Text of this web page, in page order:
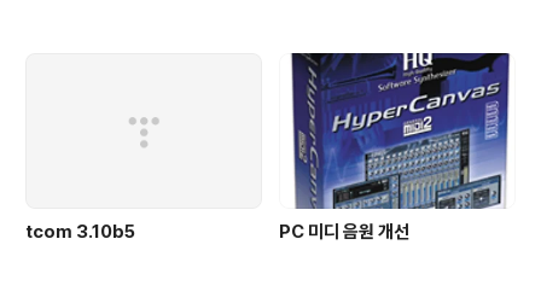
tcom 3.10b5 PC 미디 음원 개선